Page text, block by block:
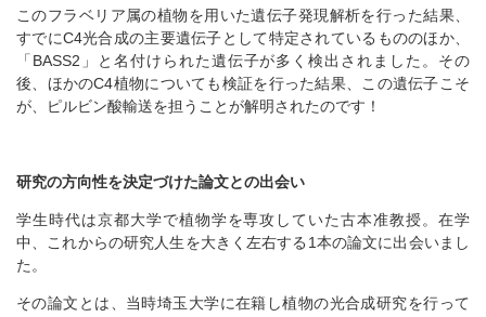
このフラベリア属の植物を用いた遺伝子発現解析を行った結果、
すでにC4光合成の主要遺伝子として特定されているもののほか、
「BASS2」と名付けられた遺伝子が多く検出されました。その
後、ほかのC4植物についても検証を行った結果、この遺伝子こそ
が、ピルビン酸輸送を担うことが解明されたのです！
研究の方向性を決定づけた論文との出会い
学生時代は京都大学で植物学を専攻していた古本准教授。在学
中、これからの研究人生を大きく左右する1本の論文に出会いまし
た。
その論文とは、当時埼玉大学に在籍し植物の光合成研究を行って